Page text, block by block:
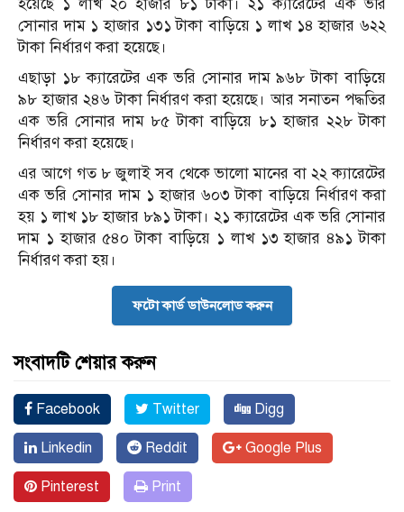
হয়েছে ১ লাখ ২০ হাজার ৮১ টাকা। ২১ ক্যারেটের এক ভরি
সোনার দাম ১ হাজার ১৩১ টাকা বাড়িয়ে ১ লাখ ১৪ হাজার ৬২২
টাকা নির্ধারণ করা হয়েছে।
এছাড়া ১৮ ক্যারেটের এক ভরি সোনার দাম ৯৬৮ টাকা বাড়িয়ে
৯৮ হাজার ২৪৬ টাকা নির্ধারণ করা হয়েছে। আর সনাতন পদ্ধতির
এক ভরি সোনার দাম ৮৫ টাকা বাড়িয়ে ৮১ হাজার ২২৮ টাকা
নির্ধারণ করা হয়েছে।
এর আগে গত ৮ জুলাই সব থেকে ভালো মানের বা ২২ ক্যারেটের
এক ভরি সোনার দাম ১ হাজার ৬০৩ টাকা বাড়িয়ে নির্ধারণ করা
হয় ১ লাখ ১৮ হাজার ৮৯১ টাকা। ২১ ক্যারেটের এক ভরি সোনার
দাম ১ হাজার ৫৪০ টাকা বাড়িয়ে ১ লাখ ১৩ হাজার ৪৯১ টাকা
নির্ধারণ করা হয়।
ফটো কার্ড ডাউনলোড করুন
সংবাদটি শেয়ার করুন
Facebook Twitter Digg
Linkedin Reddit Google Plus
Pinterest Print